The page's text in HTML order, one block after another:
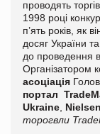
проводять
1998 році
п’ять років, як
досяг України
до проведення в
Організатором
асоціація
портал
Ukraine
торогвли